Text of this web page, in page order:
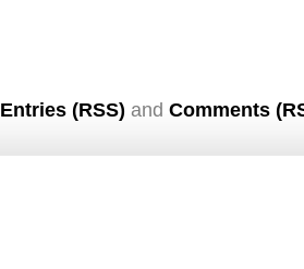
Entries (RSS) and Comments